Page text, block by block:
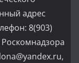
адрес
8(903)